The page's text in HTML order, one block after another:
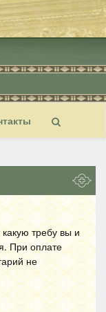
требу вы и
При оплате
не